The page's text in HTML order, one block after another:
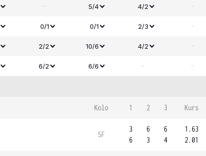
- 5/4 4/2 -
0/1 0/1 2/3 -
2/2 10/6 4/2 -
6/2 6/6 - -
Kolo 1 2 3 Kurs
SF
3
6
6
3
6
4
1.63
2.01